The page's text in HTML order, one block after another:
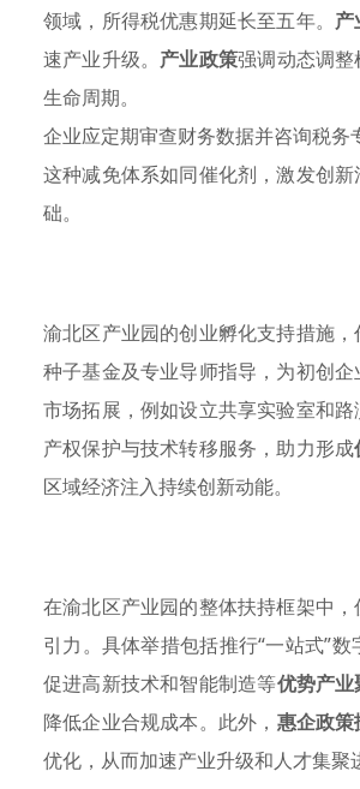
领域，所得税优惠期延长至五年。 产
速产业升级。 产业政策强调动态调
生命周期。
企业应定期审查财务数据并咨询税
这种减免体系如同催化剂，激发创
础。
渝北区产业园的创业孵化支持措施
种子基金及专业导师指导，为初创
市场拓展，例如设立共享实验室和
产权保护与技术转移服务，助力形成
区域经济注入持续创新动能。
在渝北区产业园的整体扶持框架中
引力。具体举措包括推行“一站式”
促进高新技术和智能制造等优势产业
降低企业合规成本。此外， 惠企政策
优化，从而加速产业升级和人才集聚